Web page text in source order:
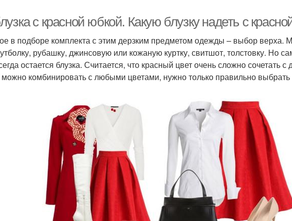
с красной юбкой. Какую блузку надеть с
в подборе комплекта с этим дерзким предметом одежды – выбор верха.
рубашку, джинсовую или кожаную куртку, свитшот, толстовку. Но
остается блузка. Считается, что красный цвет очень сложно сочетать
комбинировать с любыми цветами, нужно только правильно выбрать